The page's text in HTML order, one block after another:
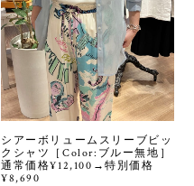
シアーボリュームスリーブビッ
クシャツ［Color:ブルー無地］
通常価格¥12,100→特別価格
¥8,690